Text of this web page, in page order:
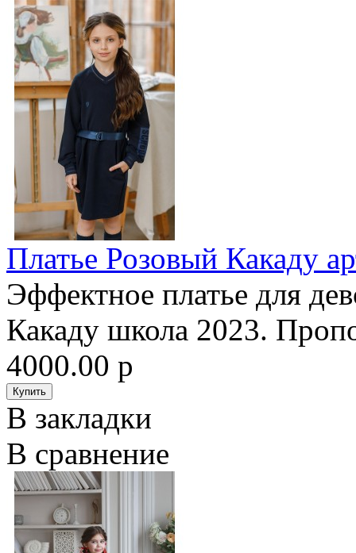
Платье Розовый Какаду
Эффектное платье для
Какаду школа 2023.
4000.00 р
В закладки
В сравнение